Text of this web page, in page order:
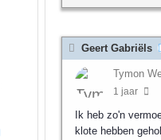
Geert Gabriëls
Tymon
1 jaar
Ik heb zo'n
klote hebben